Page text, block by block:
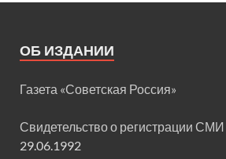
ОБ ИЗДАНИИ
Газета «Советская Россия»
Свидетельство о регистрации СМИ
29.06.1992